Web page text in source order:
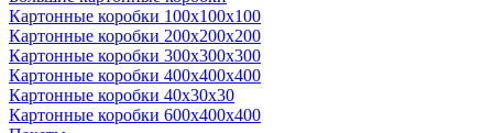
Картонные коробки 100x100x100
Картонные коробки 200x200x200
Картонные коробки 300x300x300
Картонные коробки 400x400x400
Картонные коробки 40x30x30
Картонные коробки 600x400x400